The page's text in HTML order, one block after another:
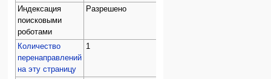
Индексация
поисковыми
роботами
Разрешено
Количество
перенаправлений
на эту страницу
1